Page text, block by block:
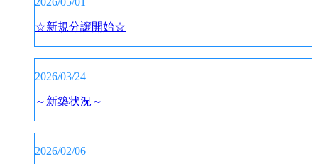
☆新規分譲開始☆
2026/03/24
～新築状況～
2026/02/06